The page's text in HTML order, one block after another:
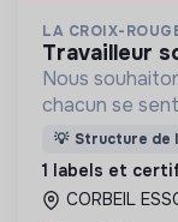
LA CROIX-
travailleur
Nous
chacun se
nous
💡 Structure de
1 labels et
CORBEIL